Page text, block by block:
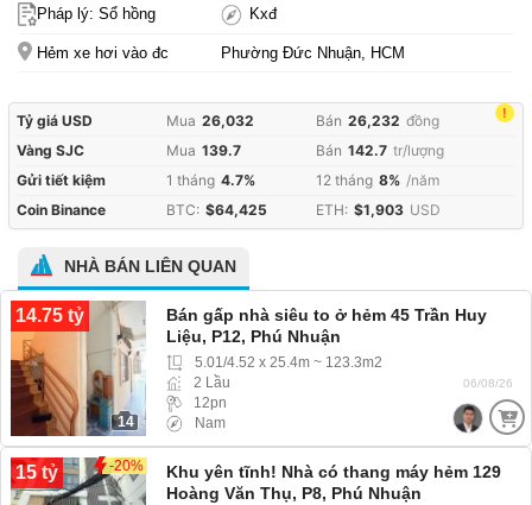
Pháp lý: Sổ hồng Kxđ
Hẻm xe hơi vào đc Phường Đức Nhuận, HCM
!
Tỷ giá USD Mua 26,032 Bán 26,232 đồng
Vàng SJC
Mua 139.7 Bán 142.7 tr/lượng
Gửi tiết kiệm
1 tháng 4.7% 12 tháng 8% /năm
Coin Binance
BTC: $64,425 ETH: $1,903 USD
NHÀ BÁN LIÊN QUAN
14.75 tỷ
14
Bán gấp nhà siêu to ở hẻm 45 Trần Huy
Liệu, P12, Phú Nhuận
5.01/4.52 x 25.4m ~ 123.3m2
2 Lầu
12pn
Nam
06/08/26
15 tỷ -20%
Khu yên tĩnh! Nhà có thang máy hẻm 129
Hoàng Văn Thụ, P8, Phú Nhuận